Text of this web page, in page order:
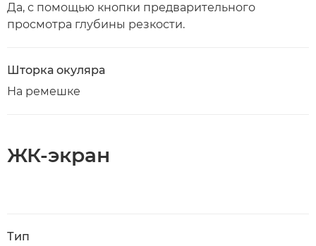
Да, с помощью кнопки предварительного
просмотра глубины резкости.
Шторка окуляра
На ремешке
ЖК-экран
Тип